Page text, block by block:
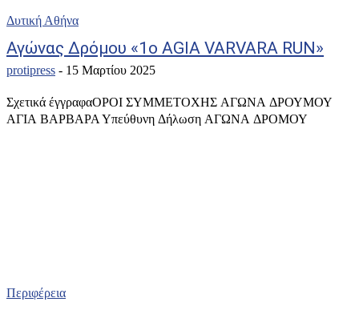
Δυτική Αθήνα
Αγώνας Δρόμου «1ο AGIA VARVARA RUN»
protipress - 15 Μαρτίου 2025
Σχετικά έγγραφαΟΡΟΙ ΣΥΜΜΕΤΟΧΗΣ ΑΓΩΝΑ ΔΡΟΥΜΟΥ
ΑΓΙΑ ΒΑΡΒΑΡΑ Υπεύθυνη Δήλωση ΑΓΩΝΑ ΔΡΟΜΟΥ
Περιφέρεια